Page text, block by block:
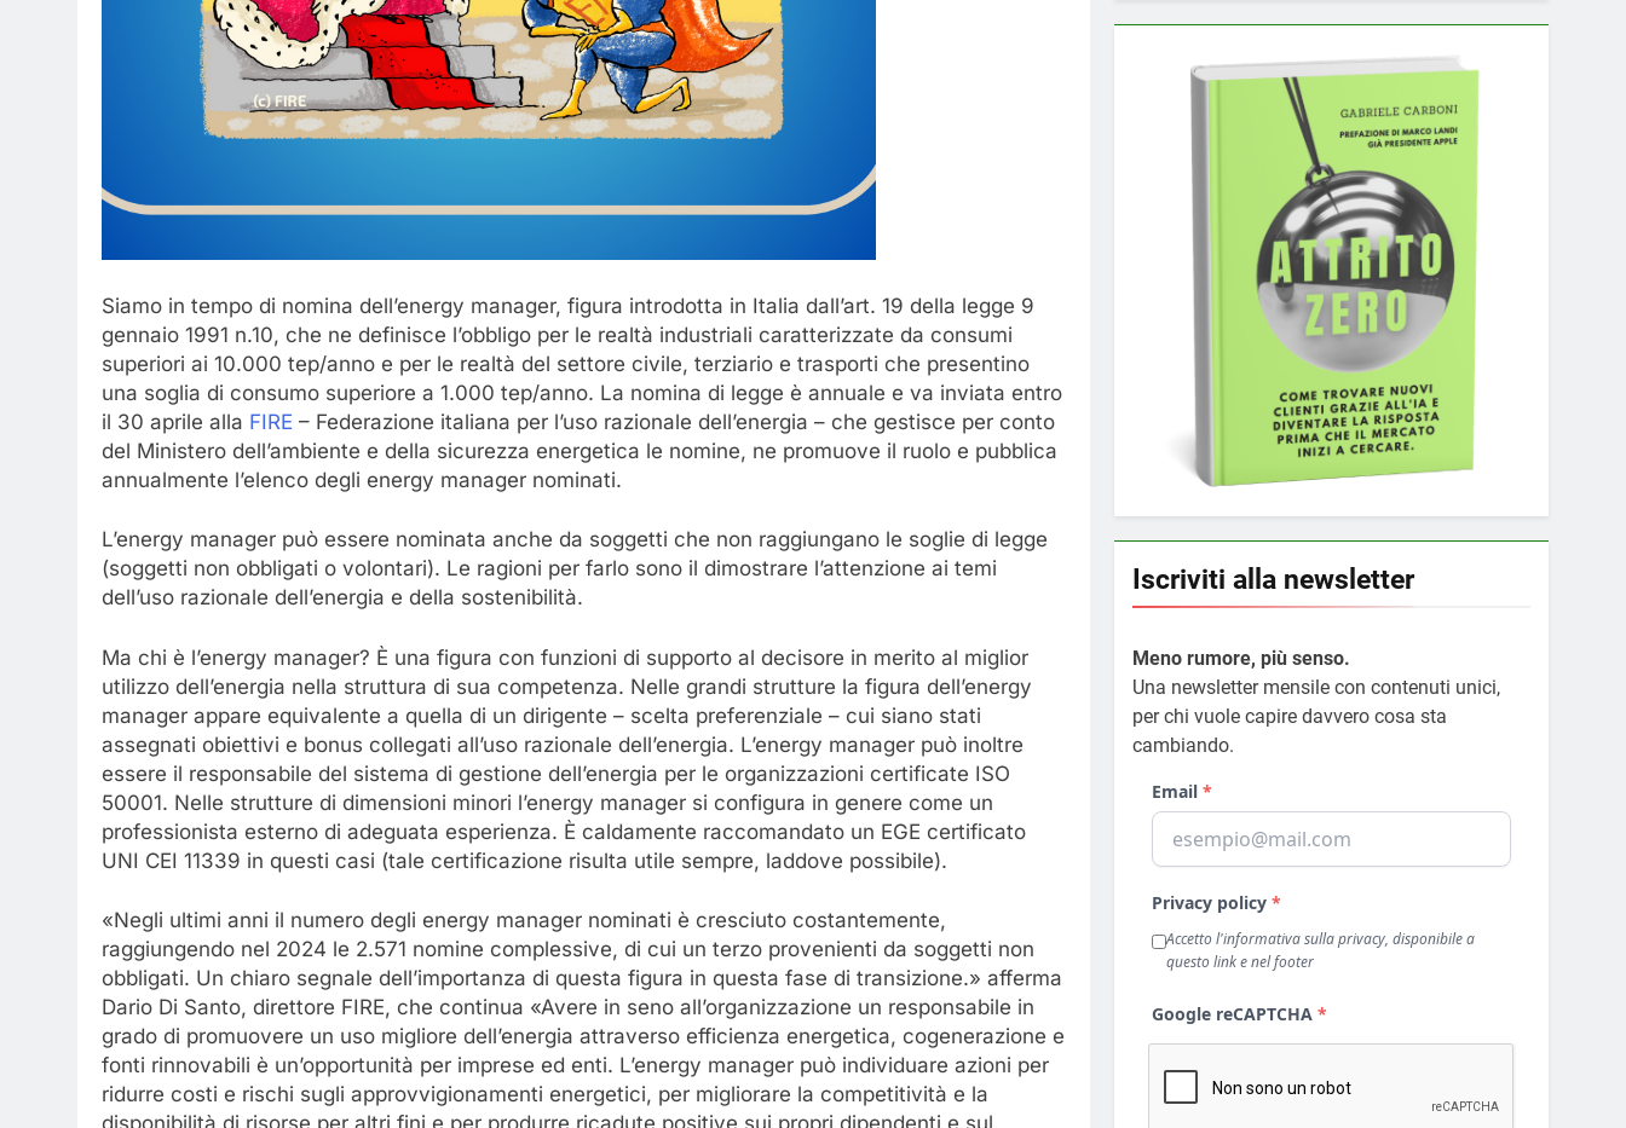
Siamo in tempo di nomina dell’energy manager, figura introdotta in Italia dall’art. 19 della legge 9
gennaio 1991 n.10, che ne definisce l’obbligo per le realtà industriali caratterizzate da consumi
superiori ai 10.000 tep/anno e per le realtà del settore civile, terziario e trasporti che presentino
una soglia di consumo superiore a 1.000 tep/anno. La nomina di legge è annuale e va inviata entro
il 30 aprile alla FIRE – Federazione italiana per l’uso razionale dell’energia – che gestisce per conto
del Ministero dell’ambiente e della sicurezza energetica le nomine, ne promuove il ruolo e pubblica
annualmente l’elenco degli energy manager nominati.
L’energy manager può essere nominata anche da soggetti che non raggiungano le soglie di legge
(soggetti non obbligati o volontari). Le ragioni per farlo sono il dimostrare l’attenzione ai temi
dell’uso razionale dell’energia e della sostenibilità.
Ma chi è l’energy manager? È una figura con funzioni di supporto al decisore in merito al miglior
utilizzo dell’energia nella struttura di sua competenza. Nelle grandi strutture la figura dell’energy
manager appare equivalente a quella di un dirigente – scelta preferenziale – cui siano stati
assegnati obiettivi e bonus collegati all’uso razionale dell’energia. L’energy manager può inoltre
essere il responsabile del sistema di gestione dell’energia per le organizzazioni certificate ISO
50001. Nelle strutture di dimensioni minori l’energy manager si configura in genere come un
professionista esterno di adeguata esperienza. È caldamente raccomandato un EGE certificato
UNI CEI 11339 in questi casi (tale certificazione risulta utile sempre, laddove possibile).
«Negli ultimi anni il numero degli energy manager nominati è cresciuto costantemente,
raggiungendo nel 2024 le 2.571 nomine complessive, di cui un terzo provenienti da soggetti non
obbligati. Un chiaro segnale dell’importanza di questa figura in questa fase di transizione.» afferma
Dario Di Santo, direttore FIRE, che continua «Avere in seno all’organizzazione un responsabile in
grado di promuovere un uso migliore dell’energia attraverso efficienza energetica, cogenerazione e
fonti rinnovabili è un’opportunità per imprese ed enti. L’energy manager può individuare azioni per
ridurre costi e rischi sugli approvvigionamenti energetici, per migliorare la competitività e la
Iscriviti alla newsletter
Meno rumore, più senso.
Una newsletter mensile con contenuti unici,
per chi vuole capire davvero cosa sta
cambiando.